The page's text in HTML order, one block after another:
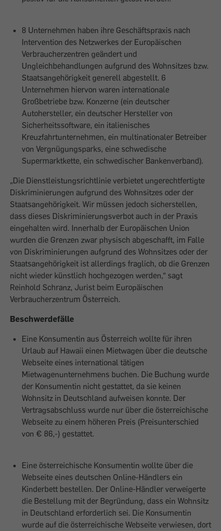
8 Unternehmen haben ihre Geschäftspraxis nach
Intervention des Netzwerkes der Europäischen
Verbraucherzentren geändert und
Ungleichbehandlungen aufgrund des Wohnsitzes bzw.
Staatsangehörigkeit generell abgestellt. 6
Unternehmen hiervon waren internationale
Großbetriebe bzw. Konzerne (ein deutscher
Autohersteller, ein deutscher Hersteller von
Sicherheitssoftware, ein italienisches
Kreuzfahrtunternehmen, ein multinationaler Betreiber
von Vergnügungsparks, eine schwedische
Supermarktkette, ein schwedischer Bankenverband).
„Die Dienstleistungsrichtlinie verbietet ungerechtfertigte
Diskriminierungen aufgrund des Wohnsitzes oder der
Staatsangehörigkeit. Wir müssen jedoch sicherstellen,
dass dieses Diskriminierungsverbot auch in der Praxis
eingehalten wird. Innerhalb der Europäischen Union
wurden die Grenzen zwar physisch abgeschafft, im Falle
von Diskriminierungen aufgrund des Wohnsitzes oder der
Staatsangehörigkeit ist allerdings fraglich, ob die Grenzen
nicht wieder künstlich hochgezogen werden,“ sagt
Reinhold Schranz, Jurist beim Europäischen
Verbraucherzentrum Österreich.
Beschwerdefälle
Eine Konsumentin aus Österreich wollte für ihren
Urlaub auf Hawaii einen Mietwagen über die deutsche
Webseite eines international tätigen
Mietwagenunternehmens buchen. Die Buchung wurde
der Konsumentin nicht gestattet, da sie keinen
Wohnsitz in Deutschland aufweisen konnte. Der
Vertragsabschluss wurde nur über die österreichische
Webseite zu einem höheren Preis (Preisunterschied
von € 86,-) gestattet.
Eine österreichische Konsumentin wollte über die
Webseite eines deutschen Online-Händlers ein
Kinderbett bestellen. Der Online-Händler verweigerte
die Bestellung mit der Begründung, dass ein Wohnsitz
in Deutschland erforderlich sei. Die Konsumentin
wurde auf die österreichische Webseite verwiesen, dort